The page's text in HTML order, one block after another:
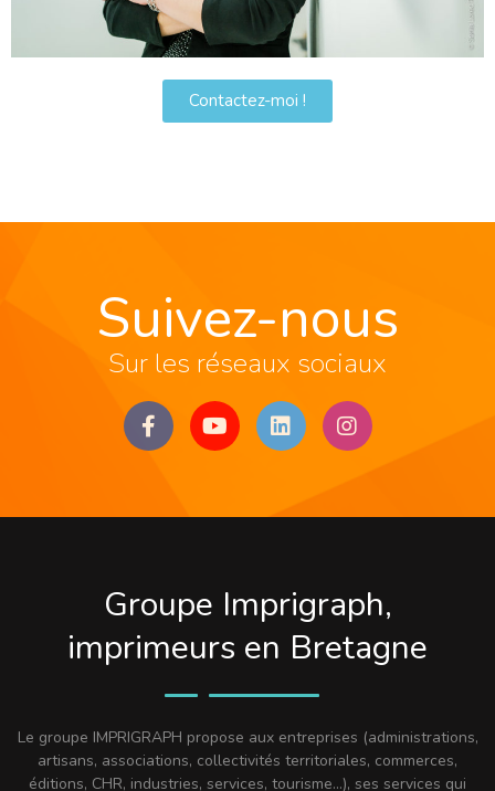
Contactez-moi !
Suivez-nous
Sur les réseaux sociaux
Groupe Imprigraph,
imprimeurs en Bretagne
Le groupe IMPRIGRAPH propose aux entreprises (administrations,
artisans, associations, collectivités territoriales, commerces,
éditions, CHR, industries, services, tourisme…), ses services qui